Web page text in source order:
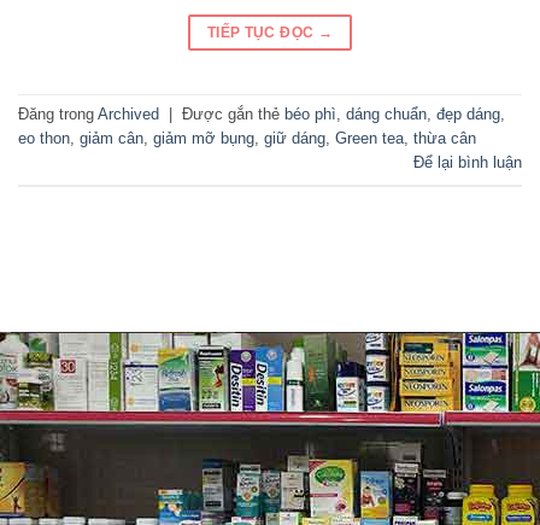
TIẾP TỤC ĐỌC →
Đăng trong Archived Được gắn thẻ béo phì, dáng chuẩn, đẹp dáng,
eo thon, giảm cân, giảm mỡ bụng, giữ dáng, Green tea, thừa cân
Để lại bình luận